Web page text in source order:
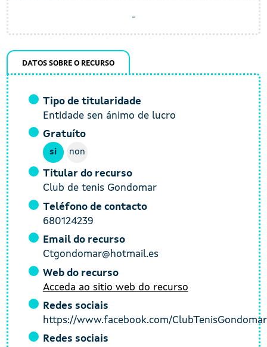
-
DATOS SOBRE O RECURSO
Tipo de titularidade
Entidade sen ánimo de lucro
Gratuíto
si non
Titular do recurso
Club de tenis Gondomar
Teléfono de contacto
680124239
Email do recurso
Ctgondomar@hotmail.es
Web do recurso
Acceda ao sitio web do recurso
Redes sociais
https://www.facebook.com/ClubTenisGondomar
Redes sociais